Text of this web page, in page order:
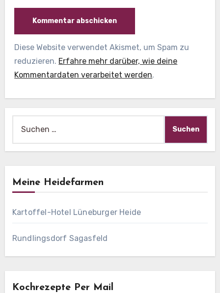
Diese Website verwendet Akismet, um Spam zu
reduzieren. Erfahre mehr darüber, wie deine
Kommentardaten verarbeitet werden.
nach:
Meine Heidefarmen
Kartoffel-Hotel Lüneburger Heide
Rundlingsdorf Sagasfeld
Kochrezepte Per Mail